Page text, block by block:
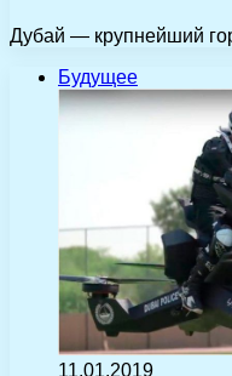
Дубай — крупнейший
Будущее
11.01.2019